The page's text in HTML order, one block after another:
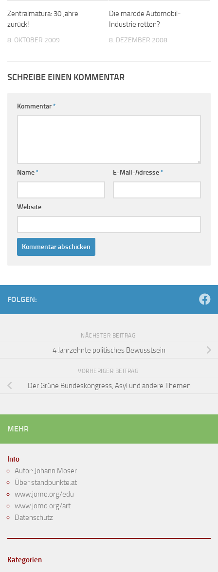
Zentralmatura: 30 Jahre
zurück!
8. OKTOBER 2009
Die marode Automobil-
Industrie retten?
8. DEZEMBER 2008
SCHREIBE EINEN KOMMENTAR
Kommentar*
Name* E-Mail-Adresse*
Website
FOLGEN:
NÄCHSTER BEITRAG
4 Jahrzehnte politisches Bewusstsein
VORHERIGER BEITRAG
Der Grüne Bundeskongress, Asyl und andere Themen
MEHR
Info
Autor: Johann Moser
Über standpunkte.at
www.jomo.org/edu
www.jomo.org/art
Datenschutz
Kategorien